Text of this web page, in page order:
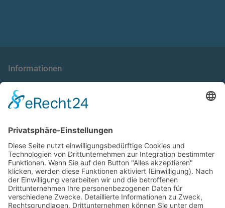
Informationen
Allgemeine Geschäftsbedingungen
Datenschutzerklärung
Unser Seminarangebot
Seminarreihen
Seminare